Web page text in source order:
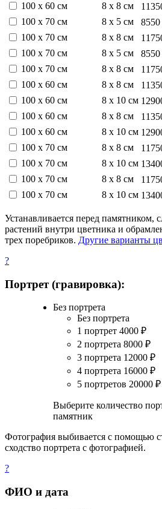
100 х 60 см 8 х 8 см
100 х 70 см
8 х 5 см
100 х 70 см
8 х 8 см
100 х 70 см
8 х 5 см
100 х 70 см
8 х 8 см
100 х 60 см
8 х 8 см
100 х 60 см
8 х 10 см
100 х 60 см
8 х 8 см
100 х 60 см
8 х 10 см
100 х 70 см
8 х 8 см
100 х 70 см
8 х 10 см
100 х 70 см
8 х 8 см
100 х 70 см
8 х 10 см
Устанавливается перед памятником,
растений внутри цветника и
трех поребриков. Другие варианты
?
Портрет (гравировка):
Без портрета
Без портрета
1 портрет 4000 ₽
2 портрета 8000 ₽
3 портрета 12000 ₽
4 портрета 16000 ₽
5 портретов 20000 ₽
Выберите количество
памятник
Фотография выбивается с помощью
сходство портрета с фотографией.
?
ФИО и дата